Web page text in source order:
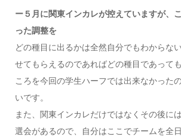
ー５月に関東インカレが控えていますが、
った調整を
どの種目に出るかは全然自分でもわからな
せてもらえるのであればどの種目であって
ころを今回の学生ハーフでは出来なかった
いです。
また、関東インカレだけではなくその後に
選会があるので、自分はここでチームを全